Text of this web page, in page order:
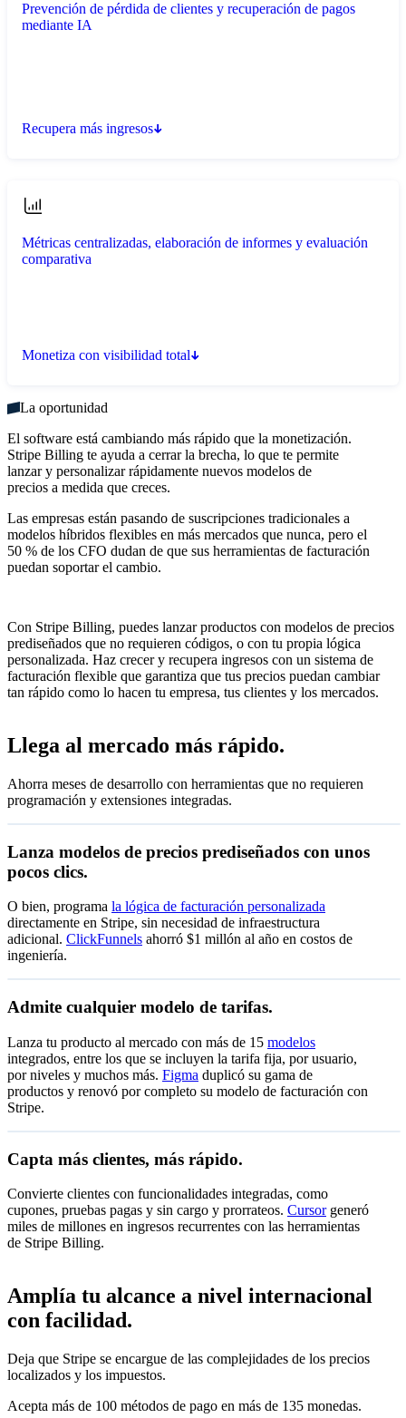
Prevención de pérdida de clientes y recuperación de pagos
mediante IA
Recupera más ingresos
Métricas centralizadas, elaboración de informes y evaluación
comparativa
Monetiza con visibilidad total
La oportunidad
El software está cambiando más rápido que la monetización.
Stripe Billing te ayuda a cerrar la brecha, lo que te permite
lanzar y personalizar rápidamente nuevos modelos de
precios a medida que creces.
Las empresas están pasando de suscripciones tradicionales a
modelos híbridos flexibles en más mercados que nunca, pero el
50 % de los CFO dudan de que sus herramientas de facturación
puedan soportar el cambio.
Con Stripe Billing, puedes lanzar productos con modelos de precios
prediseñados que no requieren códigos, o con tu propia lógica
personalizada. Haz crecer y recupera ingresos con un sistema de
facturación flexible que garantiza que tus precios puedan cambiar
tan rápido como lo hacen tu empresa, tus clientes y los mercados.
Llega al mercado más rápido.
Ahorra meses de desarrollo con herramientas que no requieren
programación y extensiones integradas.
Configura la facturación por tarifa plana
Acepta pagos recurrentes con suscripciones.
Ver detalles de suscripción después del pago.
Ver estado de suscripciones
Permite que los clientes gestionen suscripciones, facturas y
Empieza ahora
Lanza modelos de precios prediseñados con unos
pocos clics.
O bien, programa la lógica de facturación personalizada
directamente en Stripe, sin necesidad de infraestructura
adicional. ClickFunnels ahorró $1 millón al año en costos de
ingeniería.
Zenflow
Pago por consumo
Paga solo por lo que consumes
USD 0.01
por unidad
Empieza ahora
Suscripción mensual
Suscríbete
Acceso ilimitado
por mes
Admite cualquier modelo de tarifas.
Lanza tu producto al mercado con más de 15 modelos
integrados, entre los que se incluyen la tarifa fija, por usuario,
por niveles y muchos más. Figma duplicó su gama de
productos y renovó por completo su modelo de facturación con
Stripe.
Oferta especial
Prueba sin cargo de 14 días
Canjear
Capta más clientes, más rápido.
Convierte clientes con funcionalidades integradas, como
cupones, pruebas pagas y sin cargo y prorrateos. Cursorgeneró
miles de millones en ingresos recurrentes con las herramientas
de Stripe Billing.
Amplía tu alcance a nivel internacional
con facilidad.
Deja que Stripe se encargue de las complejidades de los precios
localizados y los impuestos.
Acepta más de 100 métodos de pago en más de 135 monedas.